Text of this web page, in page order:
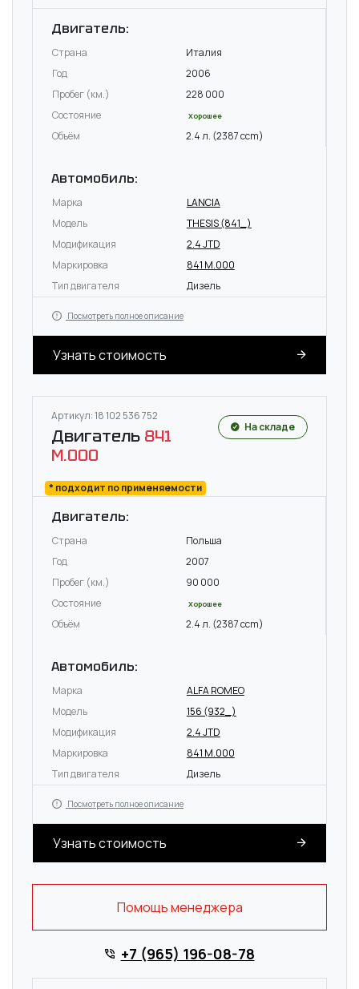
Двигатель:
Страна
Италия
Год
2006
Пробег (км.)
228 000
Состояние
Хорошее
Объём 2.4 л. (2387 ccm)
Автомобиль:
Марка
LANCIA
Модель
THESIS (841_)
Модификация
2.4 JTD
Маркировка
841 M.000
Тип двигателя
Дизель
Посмотреть полное описание
Узнать стоимость
Артикул: 18 102 536 752
Двигатель 841
M.000
* подходит по применяемости
На складе
Двигатель:
Страна
Польша
Год
2007
Пробег (км.)
90 000
Состояние
Хорошее
Объём 2.4 л. (2387 ccm)
Автомобиль:
Марка
ALFA ROMEO
Модель
156 (932_)
Модификация
2.4 JTD
Маркировка
841 M.000
Тип двигателя
Дизель
Посмотреть полное описание
Узнать стоимость
Помощь менеджера
+7 (965) 196-08-78